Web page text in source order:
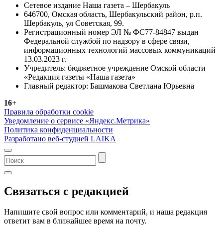
Сетевое издание Наша газета – Шербакуль
646700, Омская область, Шербакульский район, р.п.
Шербакуль, ул Советская, 99.
Регистрационный номер ЭЛ № ФС77-84847 выдан
Федеральной службой по надзору в сфере связи,
информационных технологий массовых коммуникаций
13.03.2023 г.
Учредитель: бюджетное учреждение Омской области
«Редакция газеты «Наша газета»
Главный редактор: Башмакова Светлана Юрьевна
16+
Правила обработки cookie
Уведомление о сервисе «Яндекс.Метрика»
Политика конфиденциальности
Разработано веб-студией LAIKA
Связаться с редакцией
Напишите свой вопрос или комментарий, и наша редакция
ответит вам в ближайшее время на почту.